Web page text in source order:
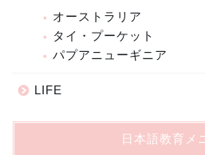
オーストラリア
タイ・プーケット
パプアニューギニア
LIFE
日本語教育メ